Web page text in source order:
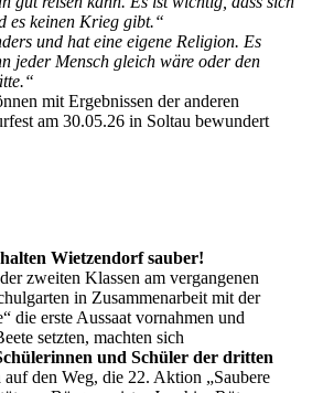
es keinen Krieg gibt.“
und hat eine eigene Religion. Es
jeder Mensch gleich wäre oder den
mit Ergebnissen der anderen
am 30.05.26 in Soltau bewundert
Wietzendorf sauber!
zweiten Klassen am vergangenen
in Zusammenarbeit mit der
die erste Aussaat vornahmen und
setzten, machten sich
und Schüler der dritten
auf den Weg, die 22. Aktion „Saubere